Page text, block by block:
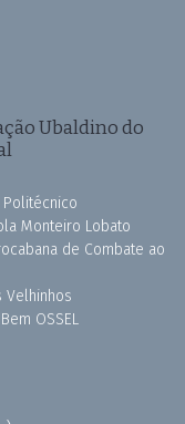
Ubaldino do
Monteiro Lobato
de Combate ao
Velhinhos
OSSEL